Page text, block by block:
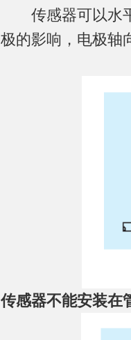
传感器可以水平
极的影响，电极轴
传感器不能安装在